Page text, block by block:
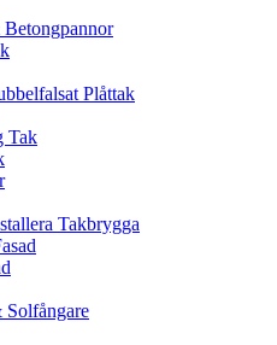
Plåttak
Tak
Takbrygga
Solfångare